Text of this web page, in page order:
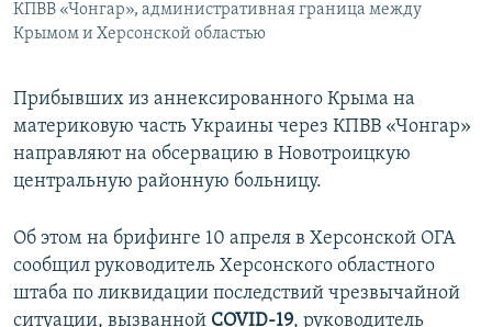
УКРАИНСКАЯ ПРОБЛЕМА КРЫМА
Все сайты RFE/RL
КПВВ «Чонгар», административная граница между
Крымом и Херсонской областью
Прибывших из аннексированного Крыма на
материковую часть Украины через КПВВ «Чонгар»
направляют на обсервацию в Новотроицкую
центральную районную больницу.
Об этом на брифинге 10 апреля в Херсонской ОГА
сообщил руководитель Херсонского областного
штаба по ликвидации последствий чрезвычайной
ситуации, вызванной COVID-19, руководитель